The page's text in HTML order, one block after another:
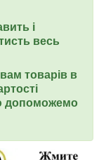
і
весь
товарів в
допоможемо